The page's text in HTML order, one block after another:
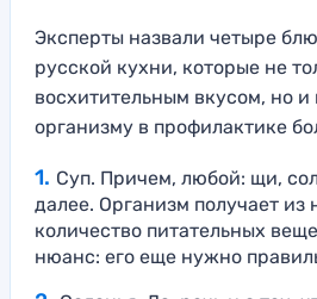
Эксперты назвали четыре
русской кухни, которые не
восхитительным вкусом, но и
организму в профилактике
Суп. Причем, любой: щи,
далее. Организм получает из
количество питательных
нюанс: его еще нужно